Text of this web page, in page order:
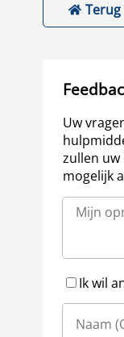
Uw
zullen uw
mogelijk
Ik wil